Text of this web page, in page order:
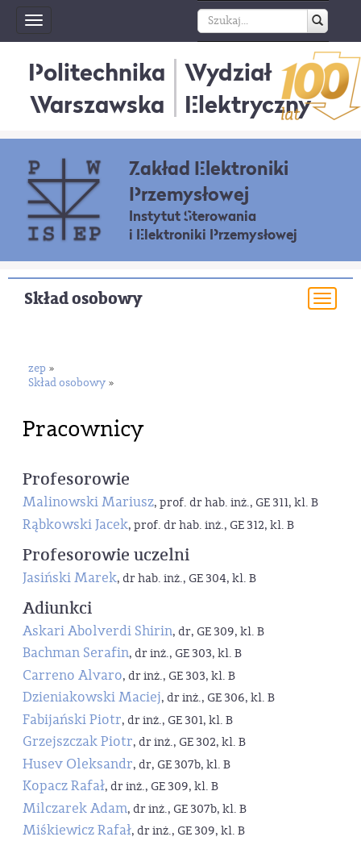
Toggle
navigation
Politechnika
Warszawska
Wydział
Elektryczny
Zakład Elektroniki
Przemysłowej
Instytut Sterowania
i Elektroniki Przemysłowej
Skład osobowy
zep »
Skład osobowy »
Pracownicy
Profesorowie
Malinowski Mariusz, prof. dr hab. inż., GE 311, kl. B
Rąbkowski Jacek, prof. dr hab. inż., GE 312, kl. B
Profesorowie uczelni
Jasiński Marek, dr hab. inż., GE 304, kl. B
Adiunkci
Askari Abolverdi Shirin, dr, GE 309, kl. B
Bachman Serafin, dr inż., GE 303, kl. B
Carreno Alvaro, dr inż., GE 303, kl. B
Dzieniakowski Maciej, dr inż., GE 306, kl. B
Fabijański Piotr, dr inż., GE 301, kl. B
Grzejszczak Piotr, dr inż., GE 302, kl. B
Husev Oleksandr, dr, GE 307b, kl. B
Kopacz Rafał, dr inż., GE 309, kl. B
Milczarek Adam, dr inż., GE 307b, kl. B
Miśkiewicz Rafał, dr inż., GE 309, kl. B